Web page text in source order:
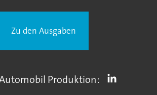
Zu den Ausgaben
Produktion: